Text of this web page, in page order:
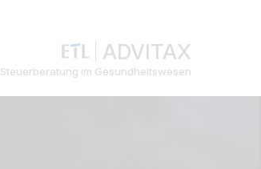
ADVITAX
Steuerberatung im Gesundheitswesen